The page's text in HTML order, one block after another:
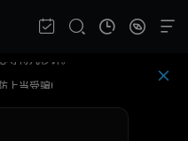
者切换线路。